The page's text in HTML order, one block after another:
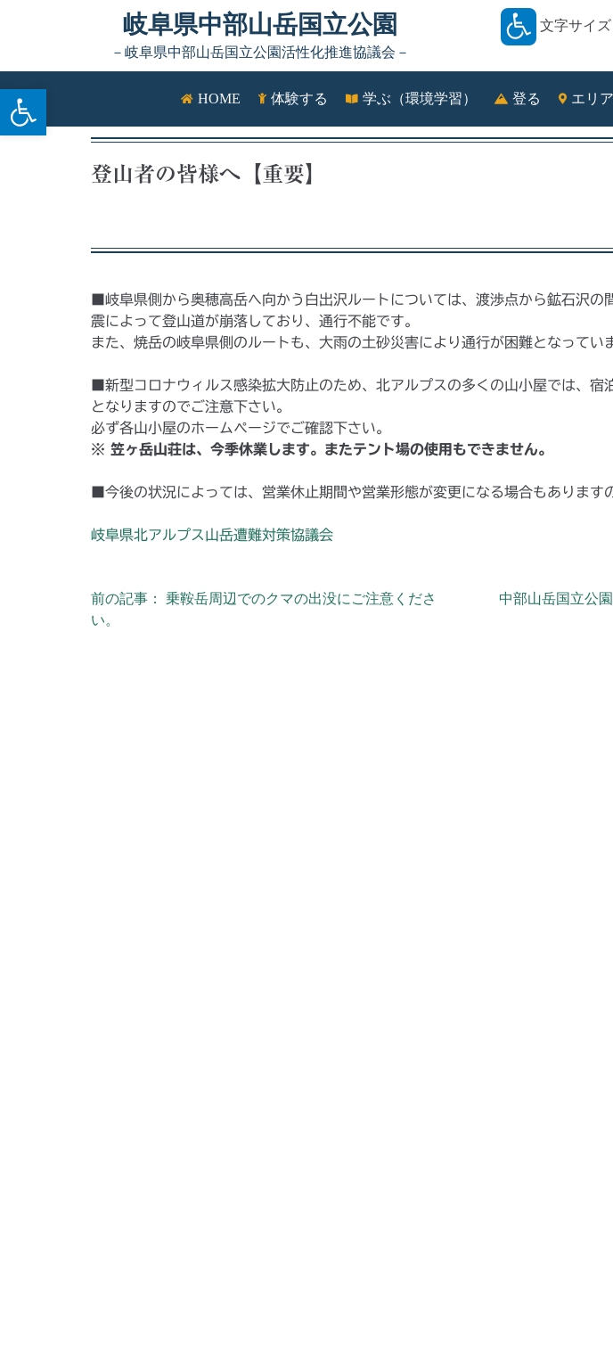
ツールバーを開く
岐阜県中部山岳国立公園
－岐阜県中部山岳国立公園活性化推進協議会－
文字サイ
HOME 体験する 学ぶ（環境学習） 登る エリ
登山者の皆様へ【重要】
■岐阜県側から奥穂高岳へ向かう白出沢ルートについては、渡渉点から鉱石沢
震によって登山道が崩落しており、通行不能です。
また、焼岳の岐阜県側のルートも、大雨の土砂災害により通行が困難となってい
■新型コロナウィルス感染拡大防止のため、北アルプスの多くの山小屋では、宿
となりますのでご注意下さい。
必ず各山小屋のホームページでご確認下さい。
※ 笠ヶ岳山荘は、今季休業します。またテント場の使用もできません。
■今後の状況によっては、営業休止期間や営業形態が変更になる場合もあります
岐阜県北アルプス山岳遭難対策協議会
投稿ナビゲーション
前の記事： 乗鞍岳周辺でのクマの出没にご注意くださ
い。
中部山岳国立公